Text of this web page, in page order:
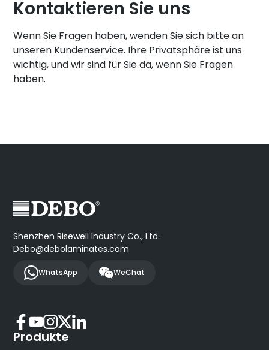
Kontaktieren Sie uns
Wenn Sie Fragen haben,wenden Sie sich bittean
unseren Kundenservice. Ihre Privatsphäre ist uns
wichtig, und wir sind für Sie da, wenn Sie Fragen
haben.
Shenzhen Risewell Industry Co., Ltd.
Debo@debolaminates.com
WhatsApp WeChat
Produkte